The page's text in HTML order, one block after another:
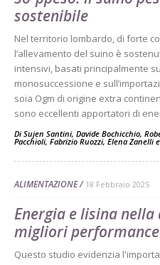
sostenibile
Nel territorio lombardo, di forte
l’allevamento del suino è
intensivi, basati principalmente
monosuccessione e
soia Ogm di origine extra
sono eccellenti apportatori di
Di Sujen Santini, Davide Bochicchio,
Pacchioli, Fabrizio Ruozzi, Elena Zanelli e
ALIMENTAZIONE 18 Febbraio 2025
Energia e lisina
migliori performance
Questo studio evidenzia